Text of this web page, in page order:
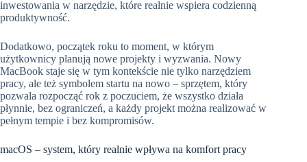
inwestowania w narzędzie, które realnie wspiera codzienną
produktywność.
Dodatkowo, początek roku to moment, w którym
użytkownicy planują nowe projekty i wyzwania. Nowy
MacBook staje się w tym kontekście nie tylko narzędziem
pracy, ale też symbolem startu na nowo – sprzętem, który
pozwala rozpocząć rok z poczuciem, że wszystko działa
płynnie, bez ograniczeń, a każdy projekt można realizować w
pełnym tempie i bez kompromisów.
macOS – system, który realnie wpływa na komfort pracy